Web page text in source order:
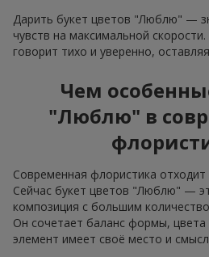
Дарить букет цветов "Люблю" —
чувств на максимальной
говорит тихо и уверенно,
Чем
"Люблю" в
Современная флористика
Сейчас букет цветов "Люблю" —
композиция с большим
Он сочетает баланс формы,
элемент имеет своё место и